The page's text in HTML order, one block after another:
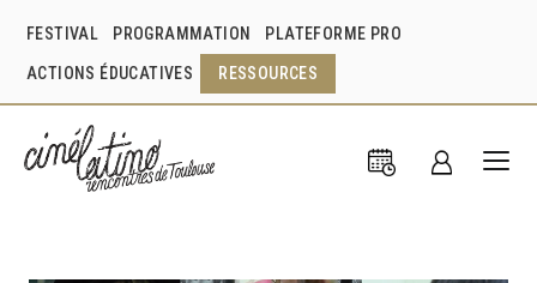
FESTIVAL PROGRAMMATION PLATEFORME PRO
ACTIONS ÉDUCATIVES RESSOURCES